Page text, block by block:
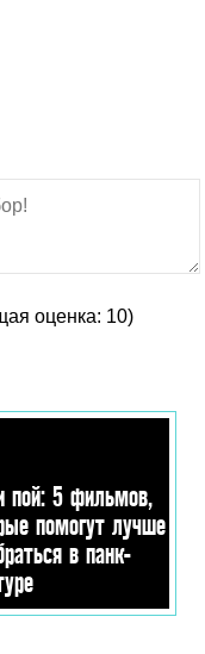
оценка: 10)
пой: 5 фильмов,
помогут лучше
в панк-